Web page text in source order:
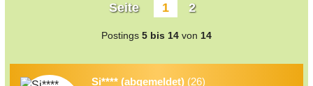
Seite 1 2
Postings 5 bis 14 von 14
Si**** (abgemeldet) (26)